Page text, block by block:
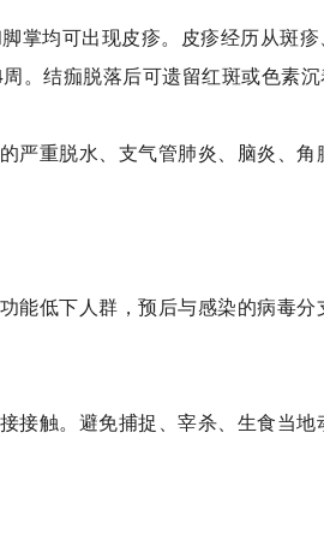
掌均可出现皮疹。皮疹经历从斑疹
。结痂脱落后可遗留红斑或色素沉
严重脱水、支气管肺炎、脑炎、角
低下人群，预后与感染的病毒分
接触。避免捕捉、宰杀、生食当地